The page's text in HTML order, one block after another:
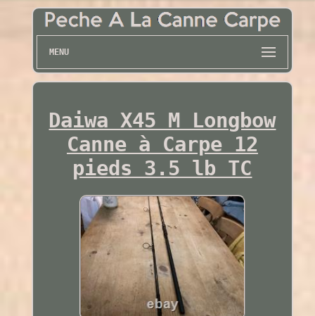
MENU
Daiwa X45 M Longbow
Canne à Carpe 12
pieds 3.5 lb TC